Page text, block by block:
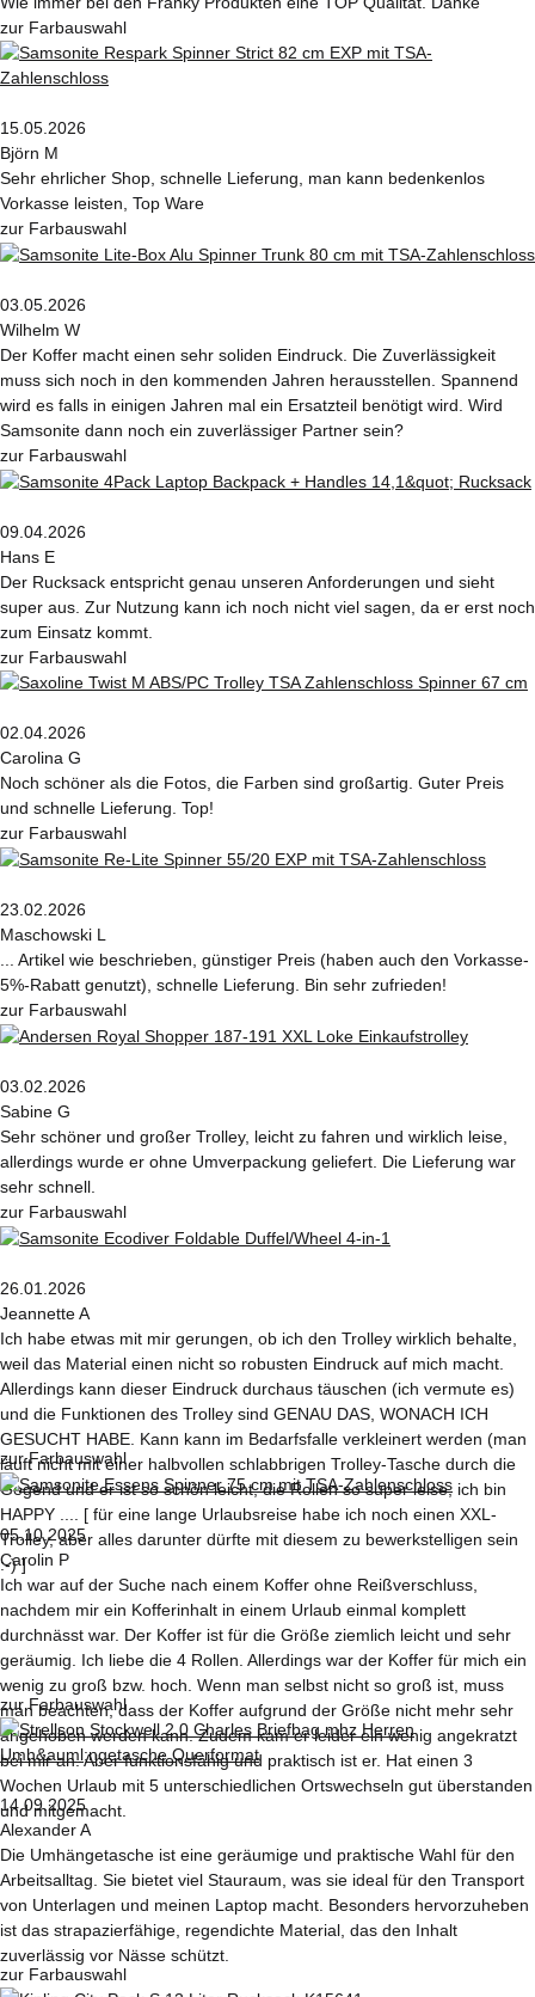
zur Farbauswahl
15.05.2026
Björn M
Sehr ehrlicher Shop, schnelle Lieferung, man kann bedenkenlos
Vorkasse leisten, Top Ware
zur Farbauswahl
03.05.2026
Wilhelm W
Der Koffer macht einen sehr soliden Eindruck. Die Zuverlässigkeit
muss sich noch in den kommenden Jahren herausstellen. Spannend
wird es falls in einigen Jahren mal ein Ersatzteil benötigt wird. Wird
Samsonite dann noch ein zuverlässiger Partner sein?
zur Farbauswahl
09.04.2026
Hans E
Der Rucksack entspricht genau unseren Anforderungen und sieht
super aus. Zur Nutzung kann ich noch nicht viel sagen, da er erst noch
zum Einsatz kommt.
zur Farbauswahl
02.04.2026
Carolina G
Noch schöner als die Fotos, die Farben sind großartig. Guter Preis
und schnelle Lieferung. Top!
zur Farbauswahl
23.02.2026
Maschowski L
... Artikel wie beschrieben, günstiger Preis (haben auch den Vorkasse-
5%-Rabatt genutzt), schnelle Lieferung. Bin sehr zufrieden!
zur Farbauswahl
03.02.2026
Sabine G
Sehr schöner und großer Trolley, leicht zu fahren und wirklich leise,
allerdings wurde er ohne Umverpackung geliefert. Die Lieferung war
sehr schnell.
zur Farbauswahl
26.01.2026
Jeannette A
Ich habe etwas mit mir gerungen, ob ich den Trolley wirklich behalte,
weil das Material einen nicht so robusten Eindruck auf mich macht.
Allerdings kann dieser Eindruck durchaus täuschen (ich vermute es)
und die Funktionen des Trolley sind GENAU DAS, WONACH ICH
GESUCHT HABE. Kann kann im Bedarfsfalle verkleinert werden (man
läuft nicht mit einer halbvollen schlabbrigen Trolley-Tasche durch die
Gegend und er ist so schön leicht, die Rollen so super leise, ich bin
HAPPY .... [ für eine lange Urlaubsreise habe ich noch einen XXL-
Trolley, aber alles darunter dürfte mit diesem zu bewerkstelligen sein
:-) ]
zur Farbauswahl
05.10.2025
Carolin P
Ich war auf der Suche nach einem Koffer ohne Reißverschluss,
nachdem mir ein Kofferinhalt in einem Urlaub einmal komplett
durchnässt war. Der Koffer ist für die Größe ziemlich leicht und sehr
geräumig. Ich liebe die 4 Rollen. Allerdings war der Koffer für mich ein
wenig zu groß bzw. hoch. Wenn man selbst nicht so groß ist, muss
man beachten, dass der Koffer aufgrund der Größe nicht mehr sehr
angehoben werden kann. Zudem kam er leider ein wenig angekratzt
bei mir an. Aber funktionsfähig und praktisch ist er. Hat einen 3
Wochen Urlaub mit 5 unterschiedlichen Ortswechseln gut überstanden
und mitgemacht.
zur Farbauswahl
14.09.2025
Alexander A
Die Umhängetasche ist eine geräumige und praktische Wahl für den
Arbeitsalltag. Sie bietet viel Stauraum, was sie ideal für den Transport
von Unterlagen und meinen Laptop macht. Besonders hervorzuheben
ist das strapazierfähige, regendichte Material, das den Inhalt
zuverlässig vor Nässe schützt.
zur Farbauswahl